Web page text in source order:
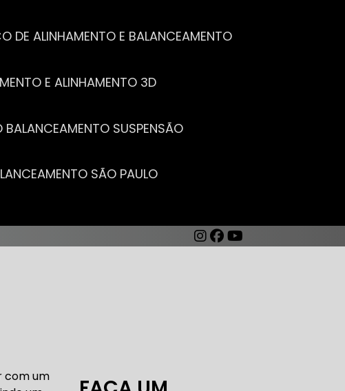
DE ALINHAMENTO E BALANCEAMENTO
E ALINHAMENTO 3D
BALANCEAMENTO SUSPENSÃO
SÃO PAULO
AUTO ELÉTRICA DE CARROS
com um